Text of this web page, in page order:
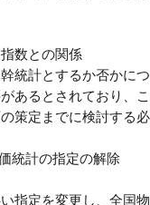
数との関係
統計とするか否かに
あるとされており、
策定までに検討する
統計の指定の解除
指定を変更し、全国